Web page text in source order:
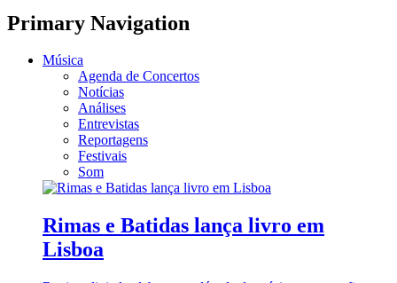
Primary Navigation
Música
Agenda de Concertos
Notícias
Análises
Entrevistas
Reportagens
Festivais
Som
Rimas e Batidas lança livro em
Lisboa